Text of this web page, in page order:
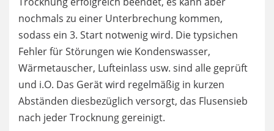
nochmals zu einer Unterbrechung kommen,
sodass ein 3. Start notwenig wird. Die typsichen
Fehler für Störungen wie Kondenswasser,
Wärmetauscher, Lufteinlass usw. sind alle geprüft
und i.O. Das Gerät wird regelmäßig in kurzen
Abständen diesbezüglich versorgt, das Flusensieb
nach jeder Trocknung gereinigt.